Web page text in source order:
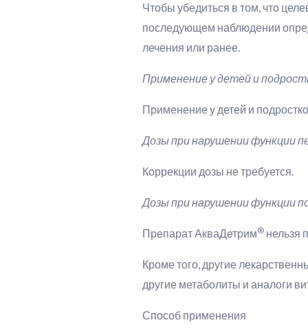
Чтобы убедиться в том, что
последующем наблюдении
лечения или ранее.
Применение у детей и
Применение у детей и
Дозы при нарушении функции
Коррекции дозы не требуется.
Дозы при нарушении функции
Препарат АкваДетрим® нельзя
Кроме того, другие
другие метаболиты и аналоги
Способ применения